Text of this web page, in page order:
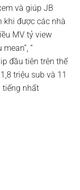
và giúp JB
khi được các nhà
MV tỷ view
“
đầu tiên trên thế
triệu sub và 11
tiếng nhất